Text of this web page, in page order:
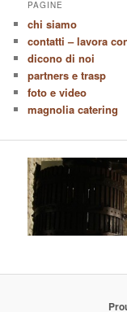
PAGINE
chi siamo
contatti – lavora
dicono di noi
partners e trasp
foto e video
magnolia catering